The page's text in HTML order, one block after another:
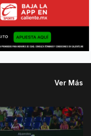
Ver Más